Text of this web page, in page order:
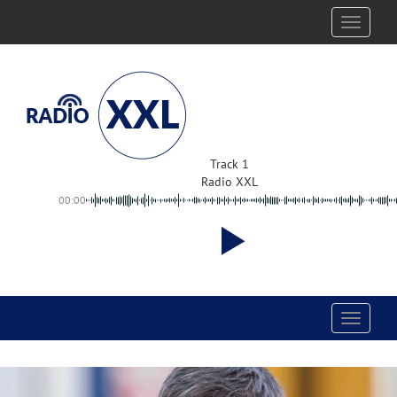
Toggle
Track 1
Radio XXL
00:00
Toggle